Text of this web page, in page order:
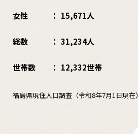
女性 15,671人
総数 31,234人
世帯数 12,332世帯
福島県現住人口調査（令和8年7月1日現在）